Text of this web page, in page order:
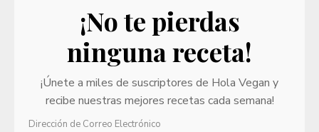
¡No te pierdas
ninguna receta!
¡Únete a miles de suscriptores de Hola Vegan y
recibe nuestras mejores recetas cada semana!
Dirección de Correo Electrónico